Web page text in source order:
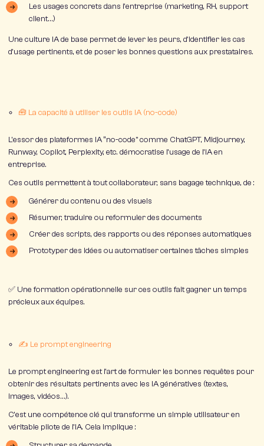
Les usages concrets dans l’entreprise (marketing, RH, support
client…)
Une culture IA de base permet de lever les peurs, d’identifier les cas
d’usage pertinents, et de poser les bonnes questions aux prestataires.
🧰 La capacité à utiliser les outils IA (no-code)
L’essor des plateformes IA “no-code” comme ChatGPT, Midjourney,
Runway, Copilot, Perplexity, etc. démocratise l’usage de l’IA en
entreprise.
Ces outils permettent àtout collaborateur, sans bagage technique, de :
Générer du contenu ou des visuels
Résumer, traduire ou reformuler des documents
Créer des scripts, des rapports ou des réponses automatiques
Prototyper des idées ou automatiser certaines tâches simples
✅ Une formation opérationnelle sur ces outils fait gagner un temps
précieux aux équipes.
✍️ Le prompt engineering
Le prompt engineering est l’art de formuler les bonnes requêtes pour
obtenir des résultats pertinents avec les IA génératives (textes,
images, vidéos…).
C’est une compétence clé qui transforme un simple utilisateur en
véritable pilote de l’IA. Cela implique :